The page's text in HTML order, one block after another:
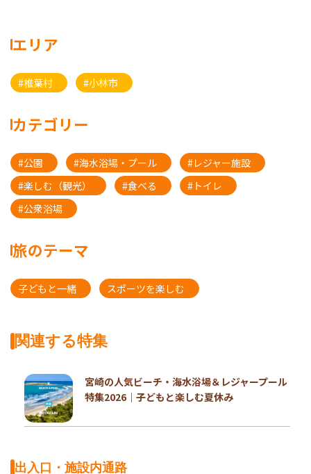
エリア
#椎葉村 #小林市
カテゴリー
#公園 #海水浴場・プール
#レジャー施設
#楽しむ（観光）
#食べる
#トイレ
#公衆浴場
旅のテーマ
子どもと一緒 スポーツを楽しむ
関連する特集
宮崎の人気ビーチ・海水浴場＆レジャープール
特集2026｜子どもと楽しむ夏休み
出入口・施設内通路